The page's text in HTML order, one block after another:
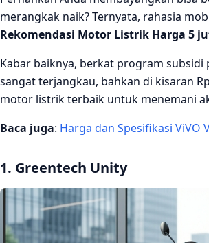
merangkak naik? Ternyata, rahasia
Rekomendasi Motor Listrik Harga 5
Kabar baiknya, berkat program
sangat terjangkau, bahkan di kisaran
motor listrik terbaik untuk menemani
Baca juga: Harga dan Spesifikasi ViVO
1. Greentech Unity